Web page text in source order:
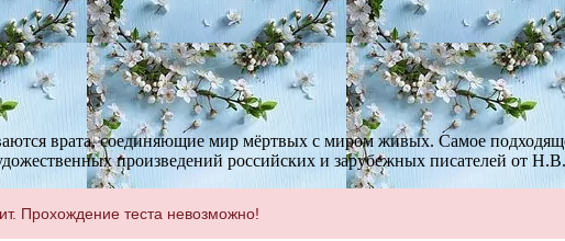
врата, соединяющие мир мёртвых с миром живых. Самое
произведений российских и зарубежных писателей от